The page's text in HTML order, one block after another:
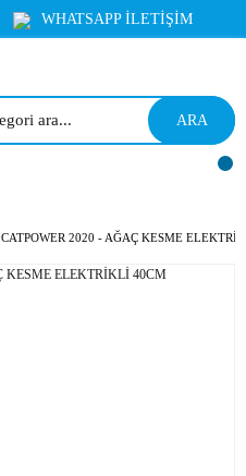
WHATSAPP İLETİŞİM
ARA
CATPOWER 2020 - AĞAÇ KESME